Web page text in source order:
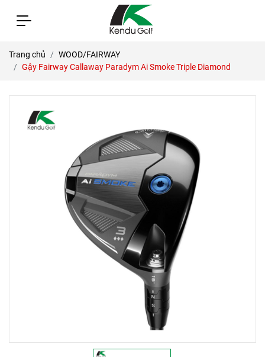
Trang chủ
WOOD/FAIRWAY
Gậy Fairway Callaway Paradym Ai Smoke Triple Diamond